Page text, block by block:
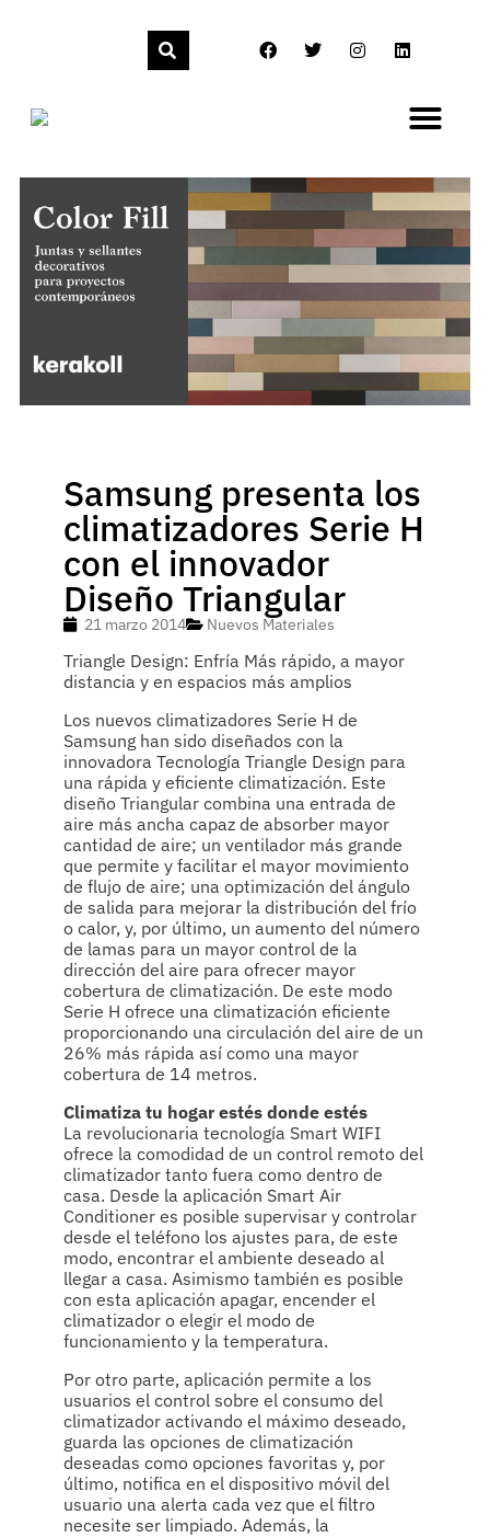
Samsung presenta los
climatizadores Serie H
con el innovador
Diseño Triangular
21 marzo 2014 Nuevos Materiales
Triangle Design: Enfría Más rápido, a mayor
distancia y en espacios más amplios
Los nuevos climatizadores Serie H de
Samsung han sido diseñados con la
innovadora Tecnología Triangle Design para
una rápida y eficiente climatización. Este
diseño Triangular combina una entrada de
aire más ancha capaz de absorber mayor
cantidad de aire; un ventilador más grande
que permite y facilitar el mayor movimiento
de flujo de aire; una optimización del ángulo
de salida para mejorar la distribución del frío
o calor, y, por último, un aumento del número
de lamas para un mayor control de la
dirección del aire para ofrecer mayor
cobertura de climatización. De este modo
Serie H ofrece una climatización eficiente
proporcionando una circulación del aire de un
26% más rápida así como una mayor
cobertura de 14 metros.
Climatiza tu hogar estés donde estés
La revolucionaria tecnología Smart WIFI
ofrece la comodidad de un control remoto del
climatizador tanto fuera como dentro de
casa. Desde la aplicación Smart Air
Conditioner es posible supervisar y controlar
desde el teléfono los ajustes para, de este
modo, encontrar el ambiente deseado al
llegar a casa. Asimismo también es posible
con esta aplicación apagar, encender el
climatizador o elegir el modo de
funcionamiento y la temperatura.
Por otro parte, aplicación permite a los
usuarios el control sobre el consumo del
climatizador activando el máximo deseado,
guarda las opciones de climatización
deseadas como opciones favoritas y, por
último, notifica en el dispositivo móvil del
usuario una alerta cada vez que el filtro
necesite ser limpiado. Además, la